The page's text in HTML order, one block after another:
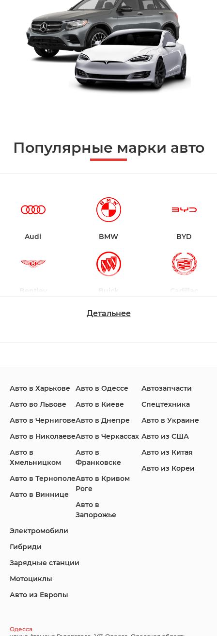
Популярные марки авто
Audi BMW BYD
Bentley Buick Cadillac
Infiniti Jaguar Jeep
Land Rover
Lincoln
Детальнее
Авто в Харькове
Авто во Львове
Авто в Чернигове
Авто в Николаеве
Авто в
Хмельницком
Авто в Тернополе
Авто в Виннице
Авто в Одессе
Авто в Киеве
Авто в Днепре
Авто в Черкассах
Авто в
Франковске
Авто в Кривом
Роге
Авто в
Запорожье
Автозапчасти
Спецтехника
Авто в Украине
Авто из США
Авто из Китая
Авто из Кореи
Электромобили
Гибриди
Зарядные станции
Мотоциклы
Авто из Европы
Одесса